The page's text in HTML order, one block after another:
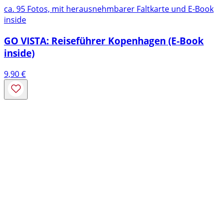
ca. 95 Fotos, mit herausnehmbarer Faltkarte und E-Book
inside
GO VISTA: Reiseführer Kopenhagen (E-Book
inside)
9,90€